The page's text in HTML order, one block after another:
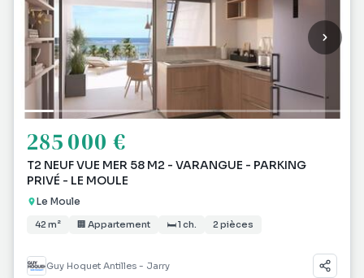
285 000 €
T2 NEUF VUE MER 58 M2 - VARANGUE - PARKING
PRIVÉ - LE MOULE
Le Moule
42 m² 🏢 Appartement 🛏 1 ch. 2 pièces
Guy Hoquet Antilles - Jarry